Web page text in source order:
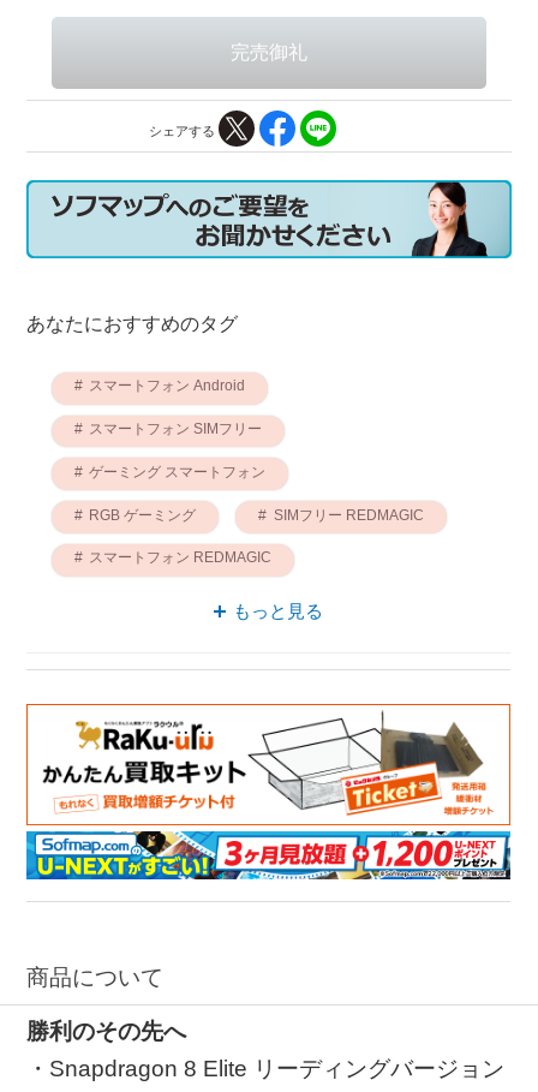
シェアする
あなたにおすすめのタグ
スマートフォン Android
スマートフォン SIMフリー
ゲーミング スマートフォン
RGB ゲーミング SIMフリー REDMAGIC
スマートフォン REDMAGIC
もっと見る
商品について
勝利のその先へ
・Snapdragon 8 Elite リーディングバージョン